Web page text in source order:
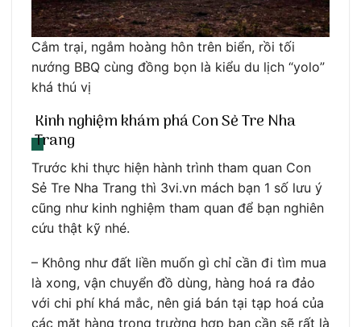
Cắm trại, ngắm hoàng hôn trên biển, rồi tối
nướng BBQ cùng đồng bọn là kiểu du lịch “yolo”
khá thú vị
Kinh nghiệm khám phá Con Sẻ Tre Nha
Trang
Trước khi thực hiện hành trình tham quan Con
Sẻ Tre Nha Trang thì 3vi.vn mách bạn 1 số lưu ý
cũng như kinh nghiệm tham quan để bạn nghiên
cứu thật kỹ nhé.
– Không như đất liền muốn gì chỉ cần đi tìm mua
là xong, vận chuyển đồ dùng, hàng hoá ra đảo
với chi phí khá mắc, nên giá bán tại tạp hoá của
các mặt hàng trong trường hợp bạn cần sẽ rất là